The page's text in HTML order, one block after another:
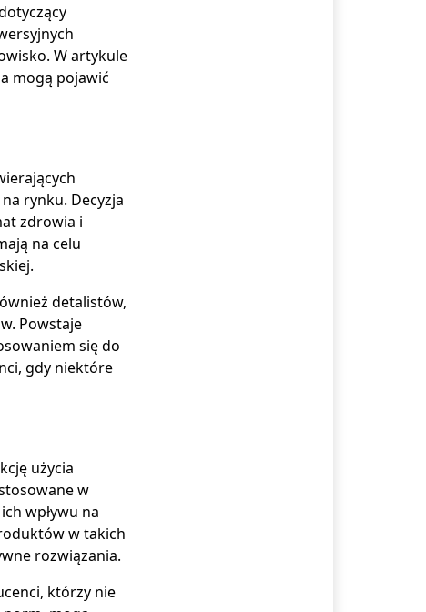
W artykule
mogą pojawić
rynku. Decyzja
zdrowia i
na celu
detalistów,
Powstaje
się do
gdy niektóre
użycia
w
wpływu na
w takich
rozwiązania.
którzy nie